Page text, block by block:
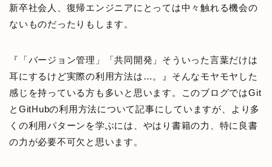
新卒社会人、復帰エンジニアにとっては中々触れる機会の
ないものだったりもします。
『「バージョン管理」「共同開発」そういった言葉だけは
耳にするけど実際の利用方法は…。』そんなモヤモヤした
感じを持っている方も多いと思います。このブログではGit
とGitHubの利用方法について記事にしていますが、より多
くの利用パターンを学ぶには、やはり書籍の力、特に良書
の力が必要不可欠と思います。